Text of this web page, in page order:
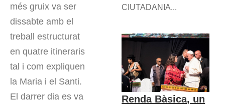
més gruix va ser
dissabte amb el
treball estructurat
en quatre itineraris
tal i com expliquen
la Maria i el Santi.
El darrer dia es va
CIUTADANIA...
Renda Bàsica, un